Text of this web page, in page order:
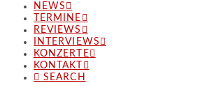
NEWS
TERMINE
REVIEWS
INTERVIEWS
KONZERTE
KONTAKT
SEARCH